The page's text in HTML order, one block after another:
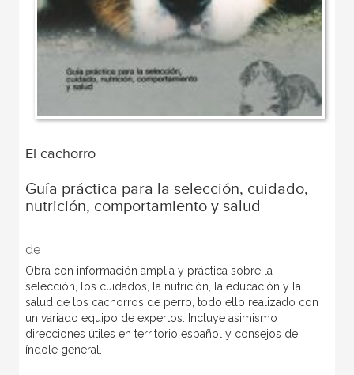
El cachorro
Guía práctica para la selección, cuidado,
nutrición, comportamiento y salud
de
Obra con información amplia y práctica sobre la
selección, los cuidados, la nutrición, la educación y la
salud de los cachorros de perro, todo ello realizado con
un variado equipo de expertos. Incluye asimismo
direcciones útiles en territorio español y consejos de
índole general.